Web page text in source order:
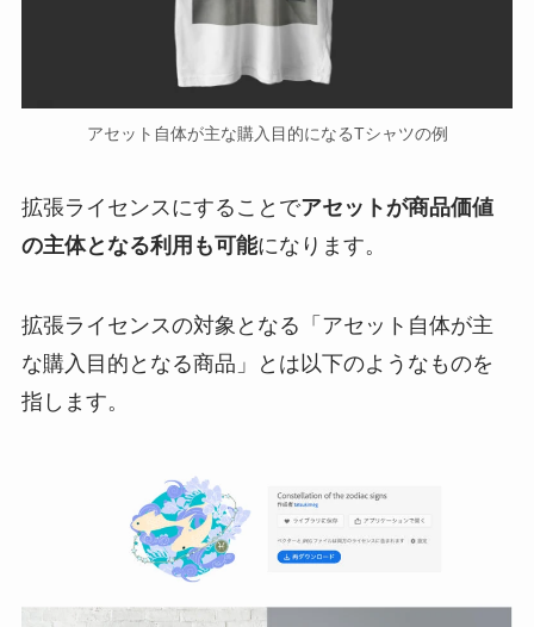
アセット自体が主な購入目的になるTシャツの例
拡張ライセンスにすることでアセットが商品価値
の主体となる利用も可能になります。
拡張ライセンスの対象となる「アセット自体が主
な購入目的となる商品」とは以下のようなものを
指します。